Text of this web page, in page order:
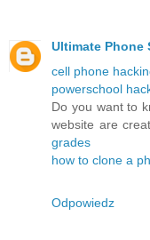
Ultimate Phone
cell phone
powerschool
Do you want to
website are
grades
how to clone a
Odpowiedz